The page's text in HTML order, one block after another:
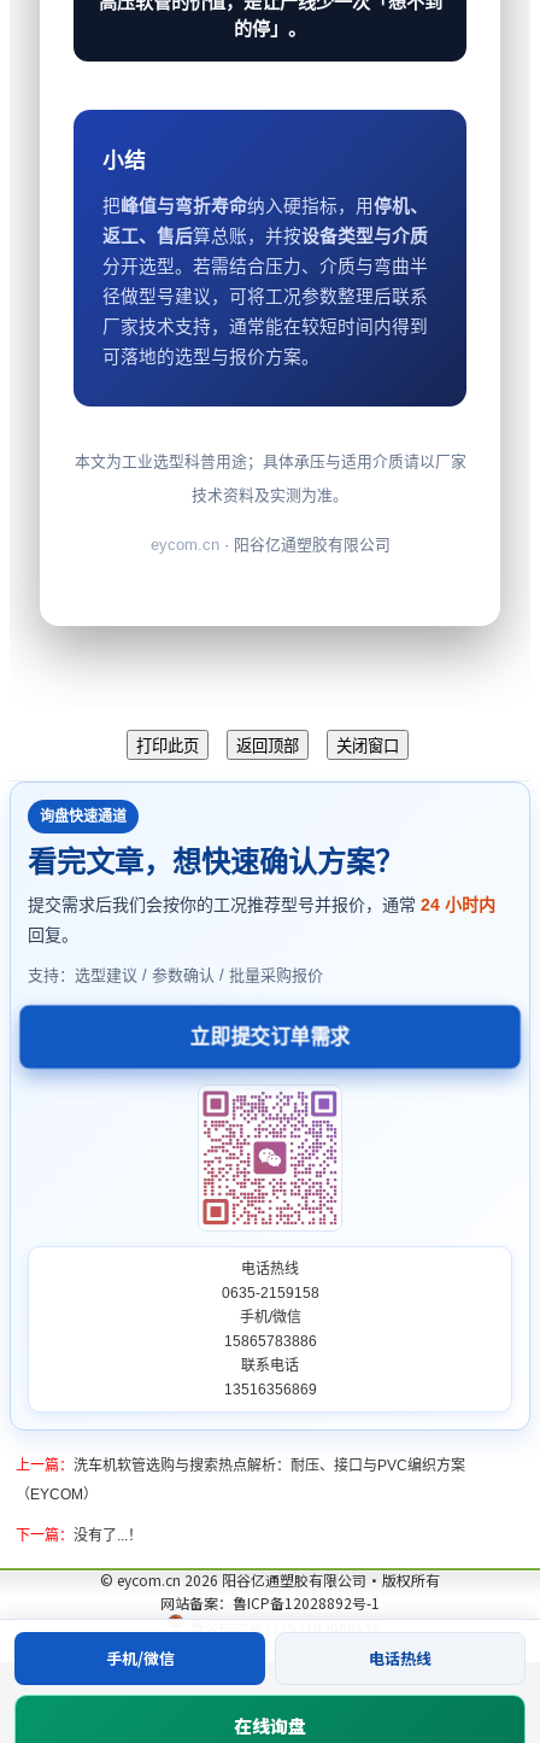
的停」。
小结
把峰值与弯折寿命纳入硬指标，用停机、
返工、售后算总账，并按设备类型与介质
分开选型。若需结合压力、介质与弯曲半
径做型号建议，可将工况参数整理后联系
厂家技术支持，通常能在较短时间内得到
可落地的选型与报价方案。
本文为工业选型科普用途；具体承压与适用介质请以厂家
技术资料及实测为准。
eycom.cn· 阳谷亿通塑胶有限公司
询盘快速通道
看完文章，想快速确认方案？
提交需求后我们会按你的工况推荐型号并报价，通常 24 小时内
回复。
支持：选型建议 / 参数确认 / 批量采购报价
立即提交订单需求
电话热线
0635-2159158
手机/微信
15865783886
联系电话
13516356869
上一篇： 洗车机软管选购与搜索热点解析：耐压、接口与PVC编织方案
（EYCOM）
下一篇： 没有了...！
手机/微信 电话热线
在线询盘
© eycom.cn 2026 阳谷亿通塑胶有限公司·版权所有
网站备案：鲁ICP备12028892号-1
鲁公网安备37152102000159